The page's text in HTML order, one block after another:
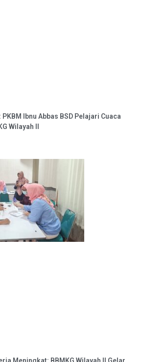
Ibnu Abbas BSD Pelajari Cuaca
Wilayah II
Meningkat: BBMKG Wilayah II Gelar